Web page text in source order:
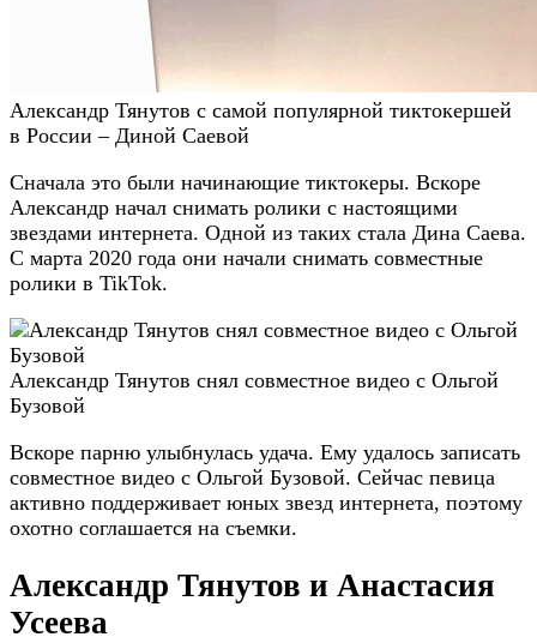
Александр Тянутов с самой популярной тиктокершей
в России – Диной Саевой
Сначала это были начинающие тиктокеры. Вскоре
Александр начал снимать ролики с настоящими
звездами интернета. Одной из таких стала Дина Саева.
С марта 2020 года они начали снимать совместные
ролики в TikTok.
Александр Тянутов снял совместное видео с Ольгой
Бузовой
Вскоре парню улыбнулась удача. Ему удалось записать
совместное видео с Ольгой Бузовой. Сейчас певица
активно поддерживает юных звезд интернета, поэтому
охотно соглашается на съемки.
Александр Тянутов и Анастасия
Усеева